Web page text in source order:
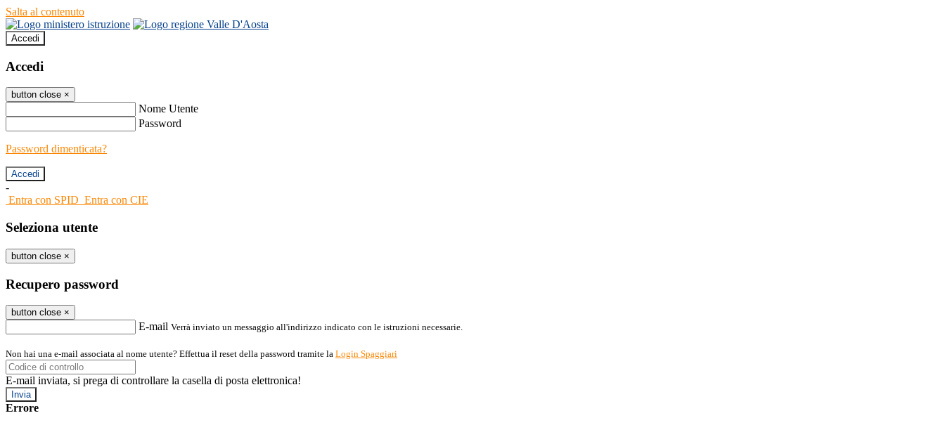
Salta al contenuto
Accedi
Accedi
button close ×
Nome Utente
Password
Password dimenticata?
-
Entra con SPID Entra con CIE
Seleziona utente
button close ×
Recupero password
button close ×
E-mail Verrà inviato un messaggio all'indirizzo indicato con le istruzioni necessarie.
Non hai una e-mail associata al nome utente? Effettua il reset della password tramite la Login Spaggiari
E-mail inviata, si prega di controllare la casella di posta elettronica!
Errore